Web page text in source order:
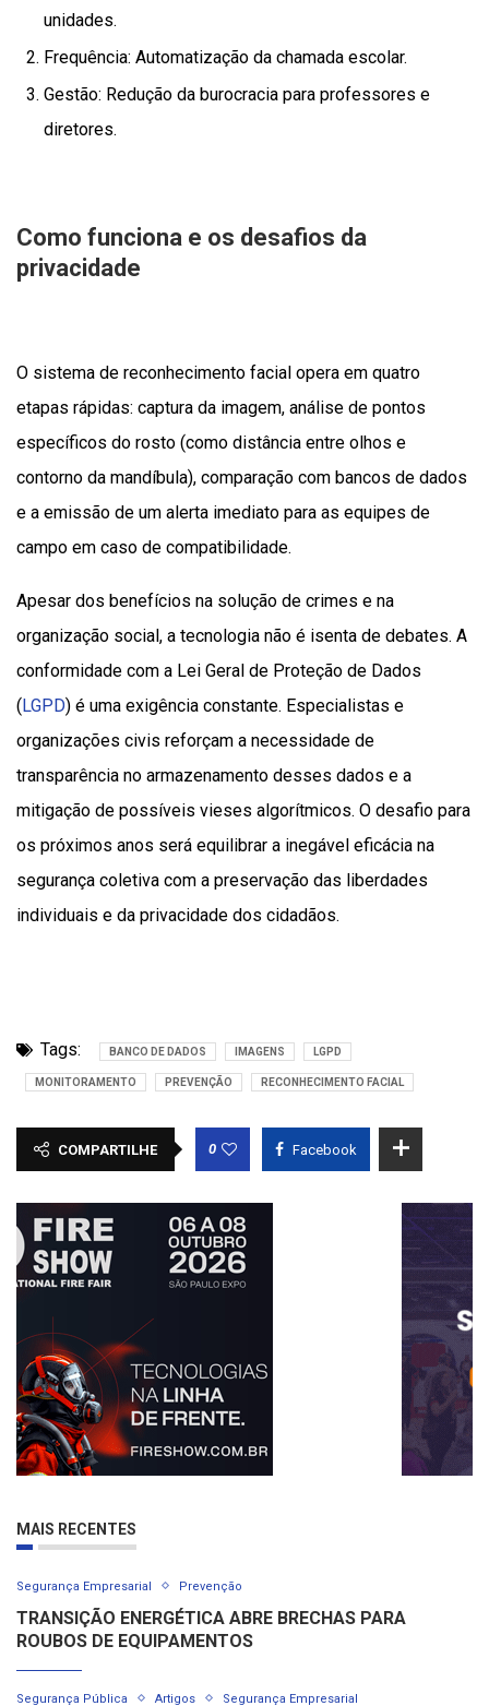
unidades.
Frequência: Automatização da chamada escolar.
Gestão: Redução da burocracia para professores e
diretores.
Como funciona e os desafios da
privacidade
O sistema de reconhecimento facial opera em quatro
etapas rápidas: captura da imagem, análise de pontos
específicos do rosto (como distância entre olhos e
contorno da mandíbula), comparação com bancos de dados
e a emissão de um alerta imediato para as equipes de
campo em caso de compatibilidade.
Apesar dos benefícios na solução de crimes e na
organização social, a tecnologia não é isenta de debates. A
conformidade com a Lei Geral de Proteção de Dados
(LGPD) é uma exigência constante. Especialistas e
organizações civis reforçam a necessidade de
transparência no armazenamento desses dados e a
mitigação de possíveis vieses algorítmicos. O desafio para
os próximos anos será equilibrar a inegável eficácia na
segurança coletiva com a preservação das liberdades
individuais e da privacidade dos cidadãos.
Tags: BANCO DE DADOS IMAGENS LGPD
MONITORAMENTO PREVENÇÃO RECONHECIMENTO FACIAL
COMPARTILHE 0 Facebook
MAIS RECENTES
Segurança Empresarial Prevenção
TRANSIÇÃO ENERGÉTICA ABRE BRECHAS PARA
ROUBOS DE EQUIPAMENTOS
Segurança Pública Artigos Segurança Empresarial